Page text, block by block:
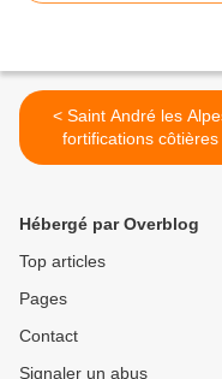
< Saint André les Alpes
fortifications côtières
Hébergé par Overblog
Top articles
Pages
Contact
Signaler un abus